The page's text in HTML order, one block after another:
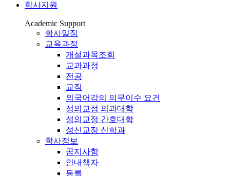
학사지원
Academic Support
학사일정
교육과정
개설과목조회
교과과정
전공
교직
외국어강의 의무이수 요건
성의교정 의과대학
성의교정 간호대학
성신교정 신학과
학사정보
공지사항
안내책자
등록